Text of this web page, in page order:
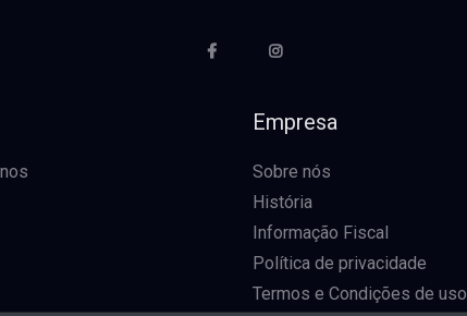
Empresa
Sobre nós
História
Informação Fiscal
Política de privacidade
Termos e Condições de uso